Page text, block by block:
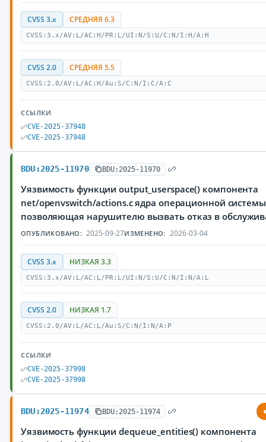
CVSS 3.x СРЕДНЯЯ 6.3
CVSS:3.x/AV:L/AC:H/PR:L/UI:N/S:U/C:N/I:H/A:H
CVSS 2.0 СРЕДНЯЯ 5.5
CVSS:2.0/AV:L/AC:H/Au:S/C:N/I:C/A:C
ССЫЛКИ
CVE-2025-37948
CVE-2025-37948
BDU:2025-11970 BDU:2025-11970
Уязвимость функции output_userspace() компонента
net/openvswitch/actions.c ядра операционной
позволяющая нарушителю вызвать отказ в
ОПУБЛИКОВАНО: 2025-09-27ИЗМЕНЕНО: 2026-03-04
CVSS 3.x НИЗКАЯ 3.3
CVSS:3.x/AV:L/AC:L/PR:L/UI:N/S:U/C:N/I:N/A:L
CVSS 2.0 НИЗКАЯ 1.7
CVSS:2.0/AV:L/AC:L/Au:S/C:N/I:N/A:P
ССЫЛКИ
CVE-2025-37998
CVE-2025-37998
BDU:2025-11974 BDU:2025-11974
Уязвимость функции dequeue_entities() компонента